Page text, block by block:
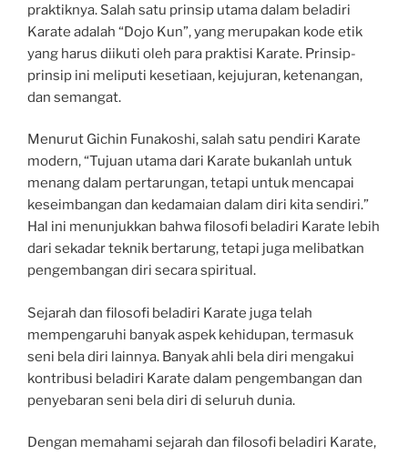
praktiknya. Salah satu prinsip utama dalam beladiri
Karate adalah “Dojo Kun”, yang merupakan kode etik
yang harus diikuti oleh para praktisi Karate. Prinsip-
prinsip ini meliputi kesetiaan, kejujuran, ketenangan,
dan semangat.
Menurut Gichin Funakoshi, salah satu pendiri Karate
modern, “Tujuan utama dari Karate bukanlah untuk
menang dalam pertarungan, tetapi untuk mencapai
keseimbangan dan kedamaian dalam diri kita sendiri.”
Hal ini menunjukkan bahwa filosofi beladiri Karate lebih
dari sekadar teknik bertarung, tetapi juga melibatkan
pengembangan diri secara spiritual.
Sejarah dan filosofi beladiri Karate juga telah
mempengaruhi banyak aspek kehidupan, termasuk
seni bela diri lainnya. Banyak ahli bela diri mengakui
kontribusi beladiri Karate dalam pengembangan dan
penyebaran seni bela diri di seluruh dunia.
Dengan memahami sejarah dan filosofi beladiri Karate,